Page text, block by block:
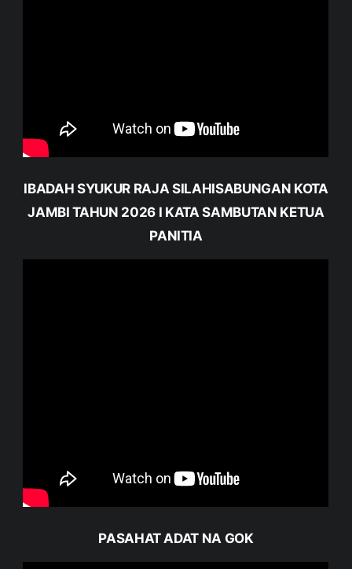
IBADAH SYUKUR RAJA SILAHISABUNGAN KOTA
JAMBI TAHUN 2026 I KATA SAMBUTAN KETUA
PANITIA
PASAHAT ADAT NA GOK